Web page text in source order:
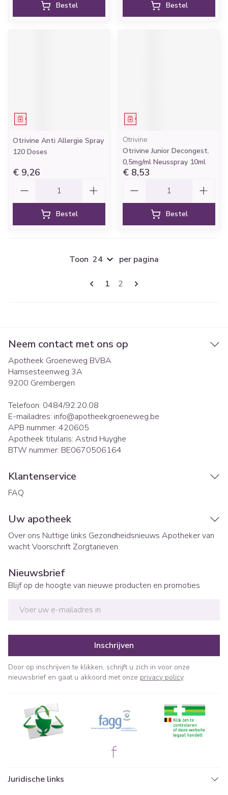
Bestel Bestel
Geneesmiddel
Otrivine Anti Allergie Spray
120 Doses
€ 9,26
Bestel
Geneesmiddel
Otrivine
Otrivine Junior Decongest.
0,5mg/ml Neusspray 10ml
€ 8,53
Bestel
Pagina's
U lees momenteel pagina
1 Pagina
2
Toon per pagina
Neem contact met ons op
Apotheek Groeneweg BVBA
Hamsesteenweg 3A
9200 Grembergen
Telefoon: 0484/92.20.08
E-mailadres: info@apotheekgroeneweg.be
APB nummer: 420605
Apotheek titularis: Astrid Huyghe
BTW nummer: BE0670506164
Klantenservice
FAQ
Uw apotheek
Over ons Nuttige links Gezondheidsnieuws Apotheker van
wachtVoorschrift Zorgtarieven
Nieuwsbrief
Blijf op de hoogte van nieuwe producten en promoties
Inschrijven
Door op inschrijven te klikken, schrijft u zich in voor onze
nieuwsbrief en gaat u akkoord met onze privacy policy.
Juridische links